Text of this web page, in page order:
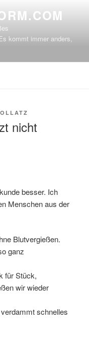
kommt immer anders,
nicht
besser. Ich
Menschen aus der
Blutvergießen.
ganz
für Stück,
wir wieder
schnelles